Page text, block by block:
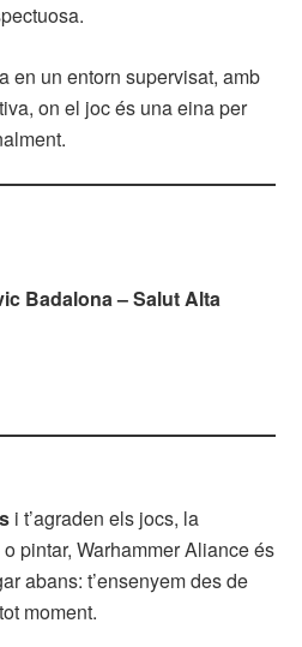
en un entorn supervisat, amb
on el joc és una eina per
Badalona – Salut Alta
i t’agraden els jocs, la
pintar, Warhammer Aliance és
abans: t’ensenyem des de
moment.